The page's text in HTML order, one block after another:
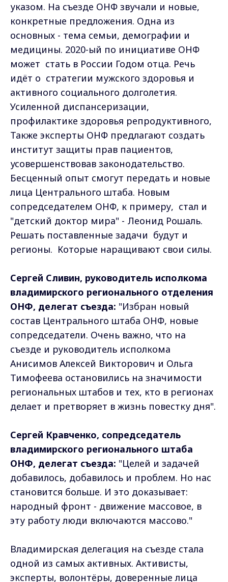
указом. На съезде ОНФ звучали и новые,
конкретные предложения. Одна из
основных - тема семьи, демографии и
медицины. 2020-ый по инициативе ОНФ
может стать в России Годом отца. Речь
идёт о стратегии мужского здоровья и
активного социального долголетия.
Усиленной диспансеризации,
профилактике здоровья репродуктивного,
Также эксперты ОНФ предлагают создать
институт защиты прав пациентов,
усовершенствовав законодательство.
Бесценный опыт смогут передать и новые
лица Центрального штаба. Новым
сопредседателем ОНФ, к примеру, стал и
"детский доктор мира" - Леонид Рошаль.
Решать поставленные задачи будут и
регионы. Которые наращивают свои силы.
Сергей Сливин, руководитель исполкома
владимирского регионального отделения
ОНФ, делегат съезда: "Избран новый
состав Центрального штаба ОНФ, новые
сопредседатели. Очень важно, что на
съезде и руководитель исполкома
Анисимов Алексей Викторович и Ольга
Тимофеева остановились на значимости
региональных штабов и тех, кто в регионах
делает и претворяет в жизнь повестку дня".
Сергей Кравченко, сопредседатель
владимирского регионального штаба
ОНФ, делегат съезда: "Целей и задачей
добавилось, добавилось и проблем. Но нас
становится больше. И это доказывает:
народный фронт - движение массовое, в
эту работу люди включаются массово."
Владимирская делегация на съезде стала
одной из самых активных. Активисты,
эксперты, волонтёры, доверенные лица